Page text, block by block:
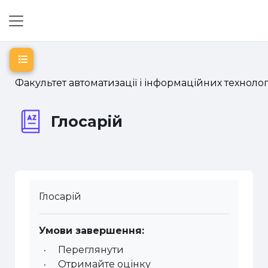
Факультет автоматизації і інформаційних
Глосарій
Відкритий покажчик курсу
Глосарій
Умови завершення:
Переглянути
Отримайте оцінку